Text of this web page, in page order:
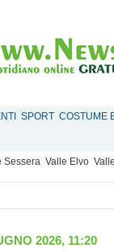
SPORT COSTUME
Sessera Valle Elvo
2026, 11:20